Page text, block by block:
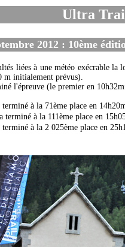
Ultra
2012 : 10ème
liées à une météo exécrable
m initialement prévus).
l'épreuve (le premier en
terminé à la 71ème place en
a terminé à la 111ème place en
terminé à la 2 025ème place en